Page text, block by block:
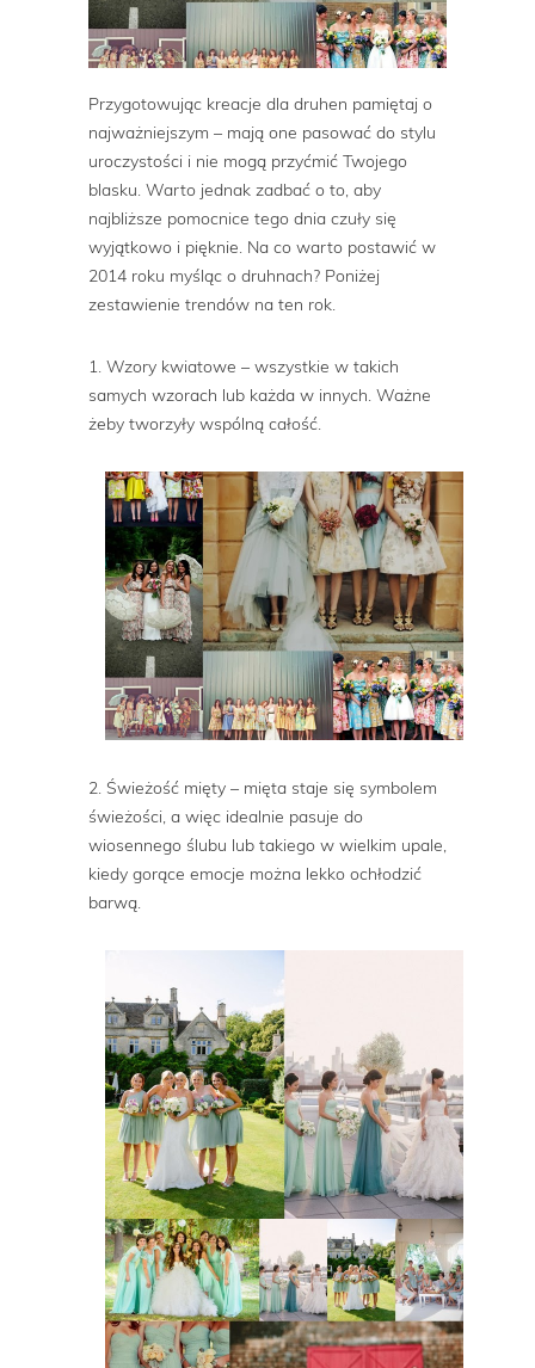
Przygotowując kreacje dla druhen pamiętaj o
najważniejszym – mają one pasować do stylu
uroczystości i nie mogą przyćmić Twojego
blasku. Warto jednak zadbać o to, aby
najbliższe pomocnice tego dnia czuły się
wyjątkowo i pięknie. Na co warto postawić w
2014 roku myśląc o druhnach? Poniżej
zestawienie trendów na ten rok.
1. Wzory kwiatowe – wszystkie w takich
samych wzorach lub każda w innych. Ważne
żeby tworzyły wspólną całość.
2. Świeżość mięty – mięta staje się symbolem
świeżości, a więc idealnie pasuje do
wiosennego ślubu lub takiego w wielkim upale,
kiedy gorące emocje można lekko ochłodzić
barwą.